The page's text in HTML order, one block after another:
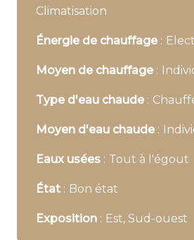
Climatisation
Énergie de chauffage
Moyen de chauffage
Type d'eau chaude
Moyen d'eau chaude
Eaux usées Tout à l'égout
État Bon état
Exposition Est, Sud-ouest